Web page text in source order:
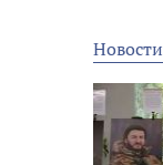
Новости